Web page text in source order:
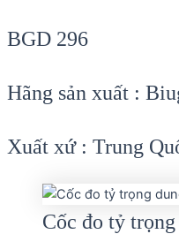
BGD 296
Hãng sản xuất :
Xuất xứ : Trung
Cốc đo tỷ